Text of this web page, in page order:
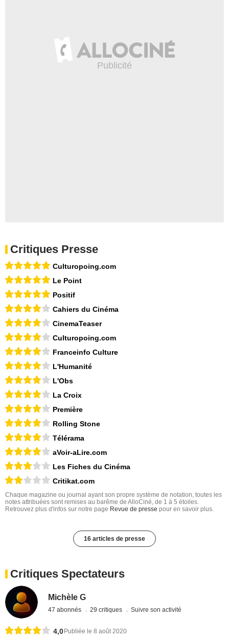
Critiques Presse
Culturopoing.com
Le Point
Positif
Cahiers du Cinéma
CinemaTeaser
Culturopoing.com
Franceinfo Culture
L'Humanité
L'Obs
La Croix
Première
Rolling Stone
Télérama
aVoir-aLire.com
Les Fiches du Cinéma
Critikat.com
Chaque magazine ou journal ayant son propre système de notation, toutes les
notes attribuées sont remises au barême de AlloCiné, de 1 à 5 étoiles.
Retrouvez plus d'infos sur notre page Revue de presse pour en savoir plus.
16 articles de presse
Critiques Spectateurs
Michèle G
47 abonnés 29 critiques Suivre son activité
4,0 Publiée le 8 août 2020